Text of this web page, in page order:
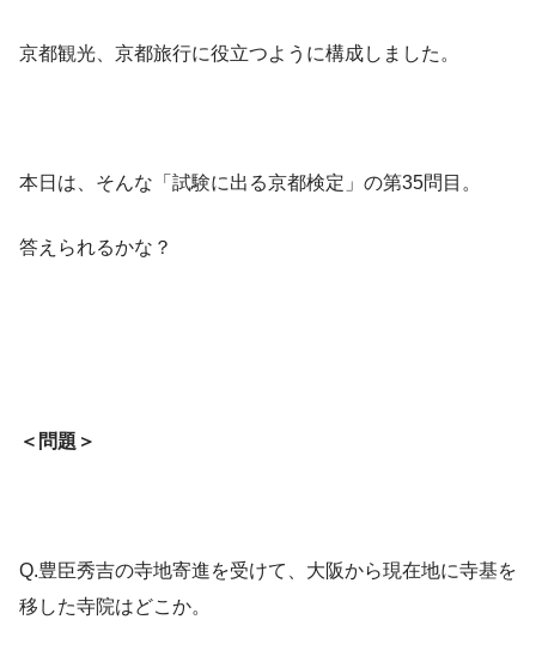
京都観光、京都旅行に役立つように構成しました。
本日は、そんな「試験に出る京都検定」の第35問目。
答えられるかな？
＜問題＞
Q.豊臣秀吉の寺地寄進を受けて、大阪から現在地に寺基を
移した寺院はどこか。